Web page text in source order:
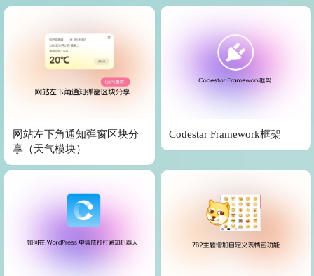
网站左下角通知弹窗区块分
享（天气模块）
Codestar Framework框架